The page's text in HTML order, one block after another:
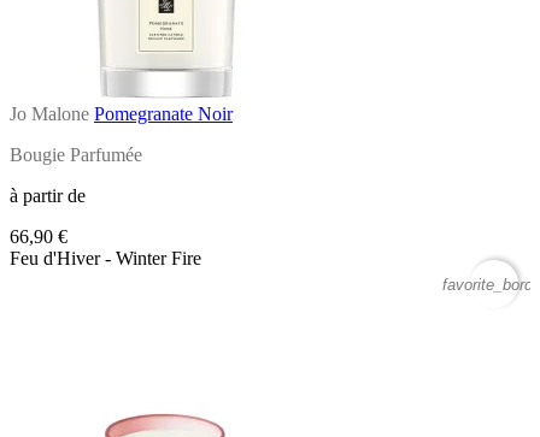
Jo Malone Pomegranate Noir
Bougie Parfumée
à partir de
66,90 €
Feu d'Hiver - Winter Fire